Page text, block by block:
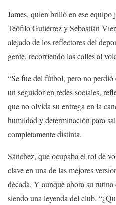
James, quien brilló en ese
Teófilo Gutiérrez y Sebastián
alejado de los reflectores del
gente, recorriendo las calles al
“Se fue del fútbol, pero no
un seguidor en redes sociales,
que no olvida su entrega en la
humildad y determinación para
completamente distinta.
Sánchez, que ocupaba el rol de
clave en una de las mejores
década. Y aunque ahora su
siendo una leyenda del club.